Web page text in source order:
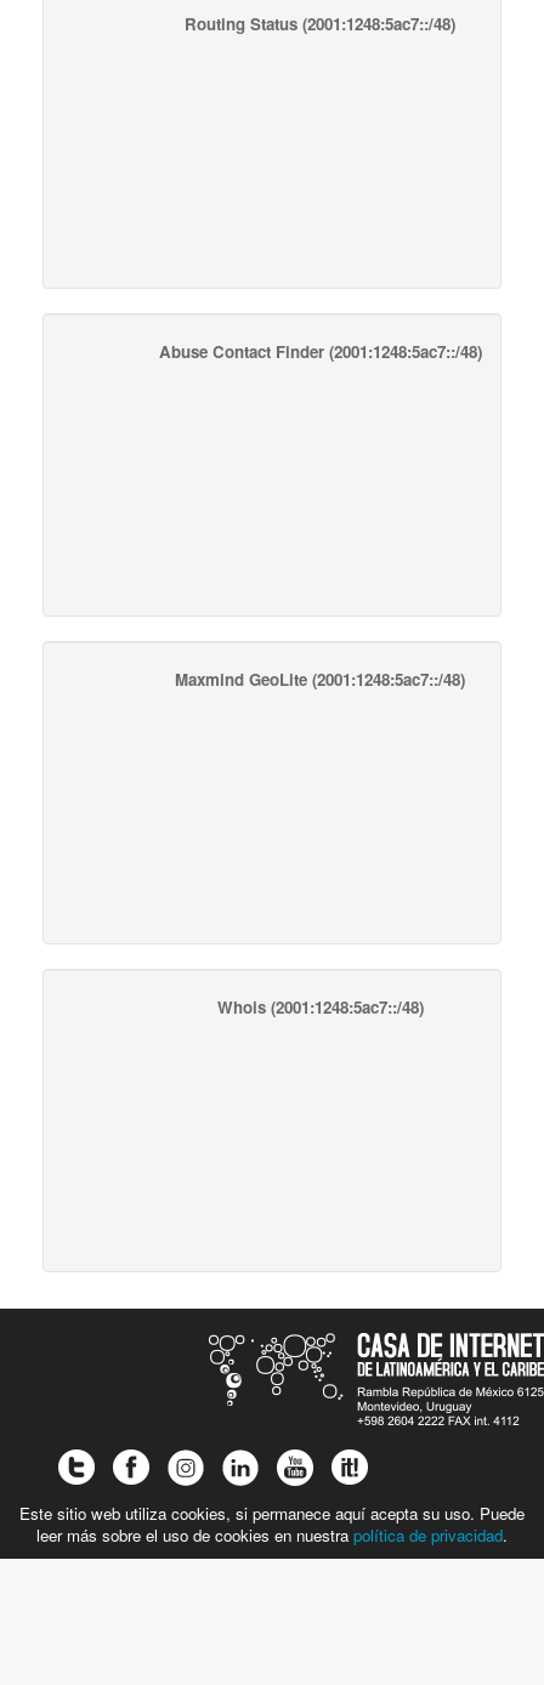
Routing Status (2001:1248:5ac7::/48)
Abuse Contact Finder(2001:1248:5ac7::/48)
Maxmind GeoLite (2001:1248:5ac7::/48)
Whois(2001:1248:5ac7::/48)
Este sitio web utiliza cookies, si permanece aquí acepta su uso. Puede
leer más sobre el uso de cookies en nuestra política de privacidad.